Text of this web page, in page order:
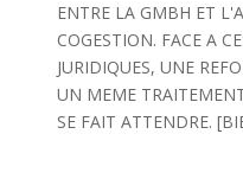
ENTRE LA GMBH ET
COGESTION. FACE A
JURIDIQUES, UNE
UN MEME
SE FAIT ATTENDRE.